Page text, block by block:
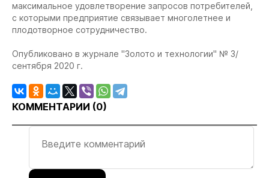
максимальное удовлетворение запросов потребителей,
с которыми предприятие связывает многолетнее и
плодотворное сотрудничество.
Опубликовано в журнале "Золото и технологии" № 3/
сентября 2020 г.
КОММЕНТАРИИ (0)